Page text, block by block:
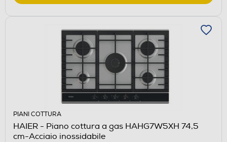
PIANI COTTURA
HAIER - Piano cottura a gas HAHG7W5XH 74,5
cm-Acciaio inossidabile